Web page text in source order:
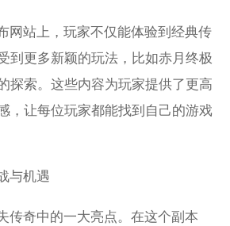
网站上，玩家不仅能体验到经典传
到更多新颖的玩法，比如赤月终极
探索。这些内容为玩家提供了更高
，让每位玩家都能找到自己的游戏
与机遇
传奇中的一大亮点。在这个副本